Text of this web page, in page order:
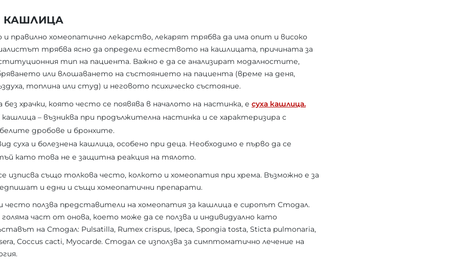
КАШЛИЦА
и правилно хомеопатично лекарство, лекарят трябва да има опит и високо
трябва ясно да определи естеството на кашлицата, причината за
тип на пациента. Важно е да се анализират модалностите,
или влошаването на състоянието на пациента (време на деня,
топлина или студ) и неговото психическо състояние.
храчки, която често се появява в началото на настинка, е суха кашлица.
– възниква при продължителна настинка и се характеризира с
дробове и бронхите.
суха и болезнена кашлица, особено при деца. Необходимо е първо да се
като това не е защитна реакция на тялото.
изписва също толкова често, колкото и хомеопатия при хрема. Възможно е за
и едни и същи хомеопатични препарати.
ползва представители на хомеопатия за кашлица е сиропът Стодал.
част от онова, което може да се ползва и индивидуално като
на Стодал: Pulsatilla, Rumex crispus, Ipeca, Spongia tosta, Sticta pulmonaria,
Coccus cacti, Myocarde. Стодал се използва за симптоматично лечение на